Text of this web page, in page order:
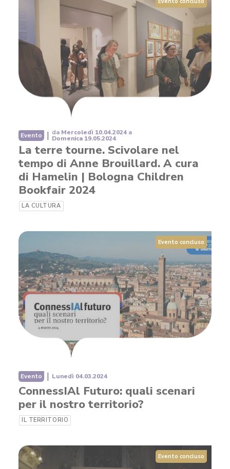
Evento | da Mercoledì 10.04.2024 a
Domenica 19.05.2024
La terre tourne. Scivolare nel
tempo di Anne Brouillard. A cura
di Hamelin | Bologna Children
Bookfair 2024
LA CULTURA
Evento concluso
Evento | Lunedì 04.03.2024
ConnessIAl Futuro: quali scenari
per il nostro territorio?
IL TERRITORIO
Evento concluso